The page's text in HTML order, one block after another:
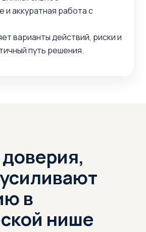
аккуратная работа с
варианты действий, риски и
путь решения.
в
нише